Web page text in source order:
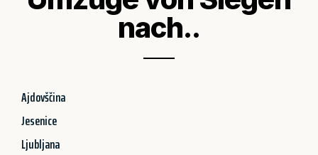
nach..
Ajdovščina
Jesenice
Ljubljana